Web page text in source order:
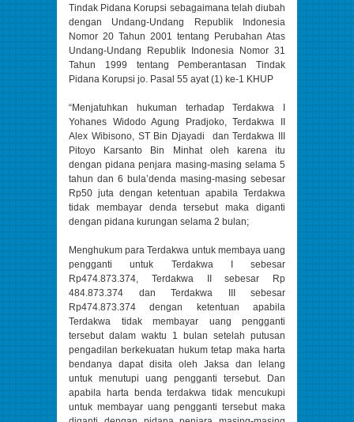
Tindak Pidana Korupsi sebagaimana telah diubah
dengan Undang-Undang Republik Indonesia
Nomor 20 Tahun 2001 tentang Perubahan Atas
Undang-Undang Republik Indonesia Nomor 31
Tahun 1999 tentang Pemberantasan Tindak
Pidana Korupsi jo. Pasal 55 ayat (1) ke-1 KHUP
“Menjatuhkan hukuman terhadap Terdakwa I
Yohanes Widodo Agung Pradjoko, Terdakwa II
Alex Wibisono, ST Bin Djayadi dan Terdakwa III
Pitoyo Karsanto Bin Minhat oleh karena itu
dengan pidana penjara masing-masing selama 5
tahun dan 6 bula’denda masing-masing sebesar
Rp50 juta dengan ketentuan apabila Terdakwa
tidak membayar denda tersebut maka diganti
dengan pidana kurungan selama 2 bulan;
Menghukum para Terdakwa untuk membaya uang
pengganti untuk Terdakwa I sebesar
Rp474.873.374, Terdakwa II sebesar Rp
484.873.374 dan Terdakwa III sebesar
Rp474.873.374 dengan ketentuan apabila
Terdakwa tidak membayar uang pengganti
tersebut dalam waktu 1 bulan setelah putusan
pengadilan berkekuatan hukum tetap maka harta
bendanya dapat disita oleh Jaksa dan lelang
untuk menutupi uang pengganti tersebut. Dan
apabila harta benda terdakwa tidak mencukupi
untuk membayar uang pengganti tersebut maka